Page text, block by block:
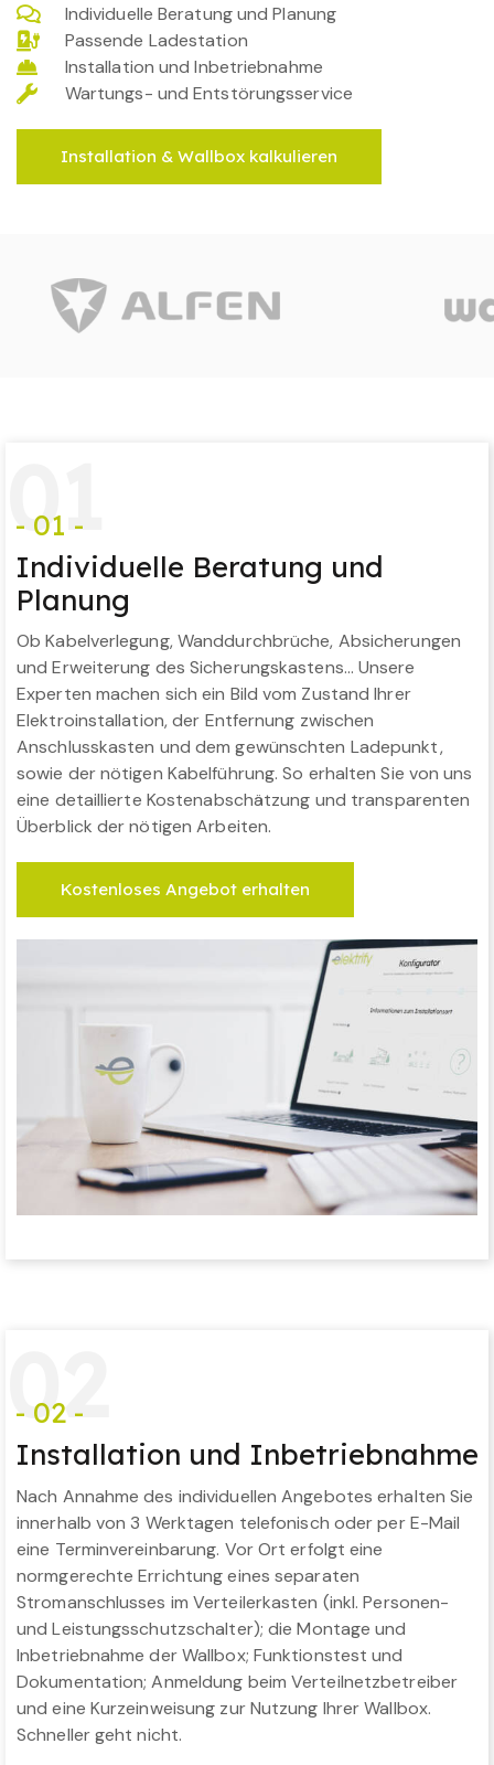
Individuelle Beratung und Planung
Passende Ladestation
Installation und Inbetriebnahme
Wartungs- und Entstörungsservice
Installation & Wallbox kalkulieren
01
- 01 -
Individuelle Beratung und
Planung
Ob Kabelverlegung, Wanddurchbrüche, Absicherungen
und Erweiterung des Sicherungskastens… Unsere
Experten machen sich ein Bild vom Zustand Ihrer
Elektroinstallation, der Entfernung zwischen
Anschlusskasten und dem gewünschten Ladepunkt,
sowie der nötigen Kabelführung. So erhalten Sie von uns
eine detaillierte Kostenabschätzung und transparenten
Überblick der nötigen Arbeiten.
Kostenloses Angebot erhalten
02
- 02 -
Installation und Inbetriebnahme
Nach Annahme des individuellen Angebotes erhalten Sie
innerhalb von 3 Werktagen telefonisch oder per E-Mail
eine Terminvereinbarung. Vor Ort erfolgt eine
normgerechte Errichtung eines separaten
Stromanschlusses im Verteilerkasten (inkl. Personen-
und Leistungsschutzschalter); die Montage und
Inbetriebnahme der Wallbox; Funktionstest und
Dokumentation; Anmeldung beim Verteilnetzbetreiber
und eine Kurzeinweisung zur Nutzung Ihrer Wallbox.
Schneller geht nicht.